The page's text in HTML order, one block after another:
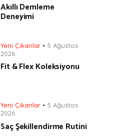
Akıllı Demleme
Deneyimi
Yeni Çıkanlar
5 Ağustos
2026
Fit & Flex Koleksiyonu
Yeni Çıkanlar
5 Ağustos
2026
Saç Şekillendirme Rutini